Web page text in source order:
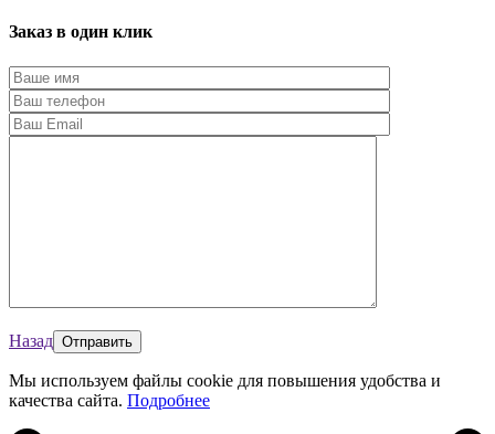
Заказ в один клик
Назад
Мы используем файлы cookie для повышения удобства и
качества сайта. Подробнее